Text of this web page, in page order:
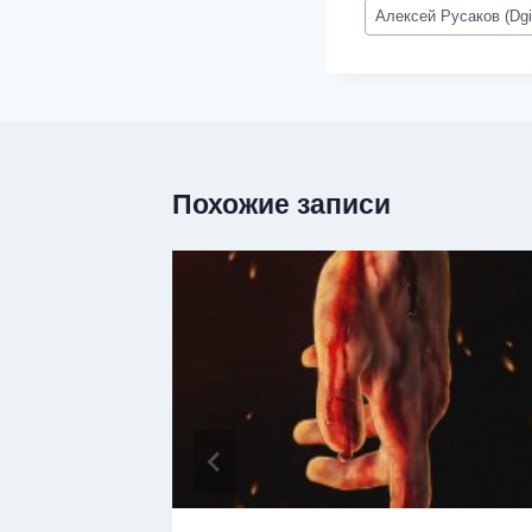
Метки
записи:
Алексей Русаков
Похожие записи